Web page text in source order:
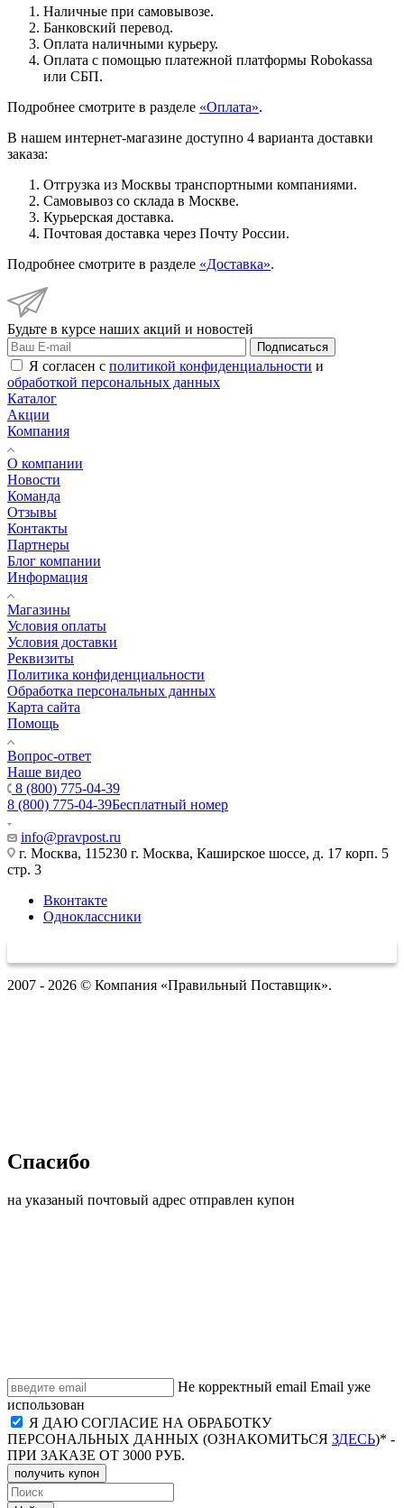
Наличные при самовывозе.
Банковский перевод.
Оплата наличными курьеру.
Оплата с помощью платежной платформы Robokassa
или СБП.
Подробнее смотрите в разделе «Оплата».
В нашем интернет-магазине доступно 4 варианта доставки
заказа:
Отгрузка из Москвы транспортными компаниями.
Самовывоз со склада в Москве.
Курьерская доставка.
Почтовая доставка через Почту России.
Подробнее смотрите в разделе «Доставка».
Будьте в курсе наших акций и новостей
Подписаться
Я согласен с политикой конфиденциальности и
обработкой персональных данных
Каталог
Акции
Компания
О компании
Новости
Команда
Отзывы
Контакты
Партнеры
Блог компании
Информация
Магазины
Условия оплаты
Условия доставки
Реквизиты
Политика конфиденциальности
Обработка персональных данных
Карта сайта
Помощь
Вопрос-ответ
Наше видео
8 (800) 775-04-39
8 (800) 775-04-39Бесплатный номер
info@pravpost.ru
г. Москва, 115230 г. Москва, Каширское шоссе, д. 17 корп. 5
стр. 3
Вконтакте
Одноклассники
2007 - 2026 © Компания «Правильный Поставщик».
Спасибо
на указаный почтовый адрес отправлен купон
Не корректный email Email уже
использован
Я ДАЮ СОГЛАСИЕ НА ОБРАБОТКУ
ПЕРСОНАЛЬНЫХ ДАННЫХ (ОЗНАКОМИТЬСЯ ЗДЕСЬ)* -
ПРИ ЗАКАЗЕ ОТ 3000 РУБ.
получить купон